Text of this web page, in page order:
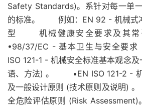
Safety Standards)。系针对每一单
的标准。 例如：EN 92 - 机械式
型 机械健康安全要求及其
•98/37/EC - 基本卫生与安全要
ISO 121-1 - 机械安全标准基本观念
语、方法) 。 •EN ISO 121-2 - 机
及一般设计原则 (技术原则及说明
全危险评估原则 (Risk